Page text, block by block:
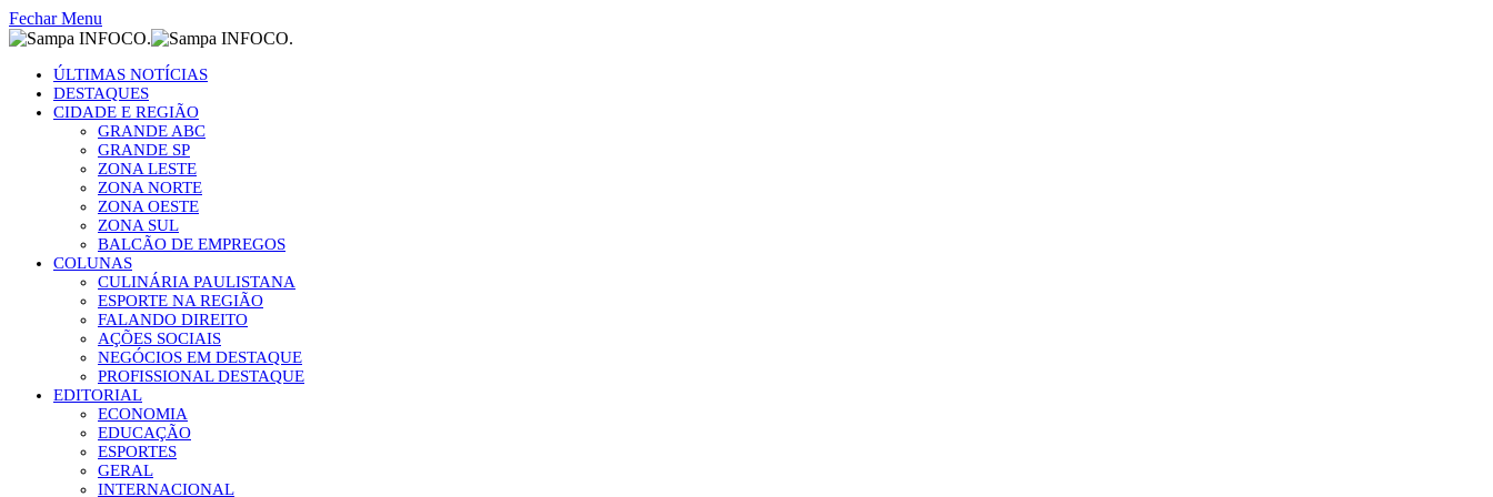
Fechar Menu
ÚLTIMAS NOTÍCIAS
DESTAQUES
CIDADE E REGIÃO
GRANDE ABC
GRANDE SP
ZONA LESTE
ZONA NORTE
ZONA OESTE
ZONA SUL
BALCÃO DE EMPREGOS
COLUNAS
CULINÁRIA PAULISTANA
ESPORTE NA REGIÃO
FALANDO DIREITO
AÇÕES SOCIAIS
NEGÓCIOS EM DESTAQUE
PROFISSIONAL DESTAQUE
EDITORIAL
ECONOMIA
EDUCAÇÃO
ESPORTES
GERAL
INTERNACIONAL